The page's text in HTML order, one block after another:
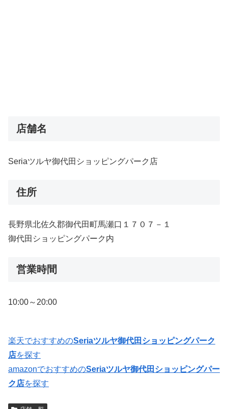
店舗名
Seriaツルヤ御代田ショッピングパーク店
住所
長野県北佐久郡御代田町馬瀬口１７０７－１
御代田ショッピングパーク内
営業時間
10:00～20:00
楽天でおすすめのSeriaツルヤ御代田ショッピングパーク
店を探す
amazonでおすすめのSeriaツルヤ御代田ショッピングパー
ク店を探す